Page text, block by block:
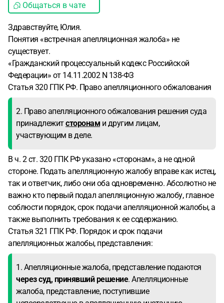
Общаться в чате
Здравствуйте, Юлия.
Понятия «встречная апелляционная жалоба» не
существует.
«Гражданский процессуальный кодекс Российской
Федерации» от 14.11.2002 N 138-ФЗ
Статья 320 ГПК РФ. Право апелляционного обжалования
2. Право апелляционного обжалования решения суда
принадлежитсторонам и другим лицам,
участвующим в деле.
В ч. 2 ст. 320 ГПК РФ указано «сторонам», а не одной
стороне. Подать апелляционную жалобу вправе как истец,
так и ответчик, либо они оба одновременно. Абсолютно не
важно кто первый подал апелляционную жалобу, главное
соблюсти порядок, срок подачи апелляционной жалобы, а
также выполнить требования к ее содержанию.
Статья 321 ГПК РФ. Порядок и срок подачи
апелляционных жалобы, представления:
1. Апелляционные жалоба, представление подаются
через суд, принявший решение. Апелляционные
жалоба, представление, поступившие